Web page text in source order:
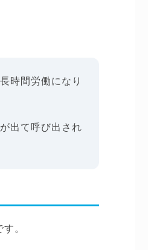
時間労働になり
出て呼び出され
す。